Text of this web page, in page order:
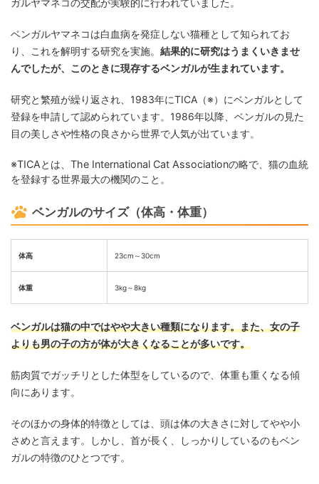
ガルヤマネコの交配が実験的に行われていました。
ベンガルヤマネコは白血病を発症しない猫種として知られてお
り、これを解明する研究を実施。 結果的に研究はうまくいきませ
んでしたが、このときに現存するベンガルが生まれています。
研究と繁殖が繰り返され、1983年にTICA（※）にベンガルとして
登録を申請して認められています。1986年以降、ベンガルの見た
目の美しさや性格の良さから世界で人気が出ています。
※TICAとは、The International Cat Associationの略で、猫の血統
を登録する世界最大の機関のこと。
ベンガルのサイズ（体高・体重）
体高 23cm～30cm
体重 3kg～8kg
ベンガルは猫の中ではやや大きい種類になります。また、女の子
よりも男の子の方が体が大きくなることが多いです。
筋肉質でガッチリとした体型をしているので、体重も重くなる傾
向にあります。
そのほかの身体的特徴としては、頭は体の大きさに対してやや小
さめと言えます。しかし、首が長く、しっかりしているのもベン
ガルの特徴のひとつです。